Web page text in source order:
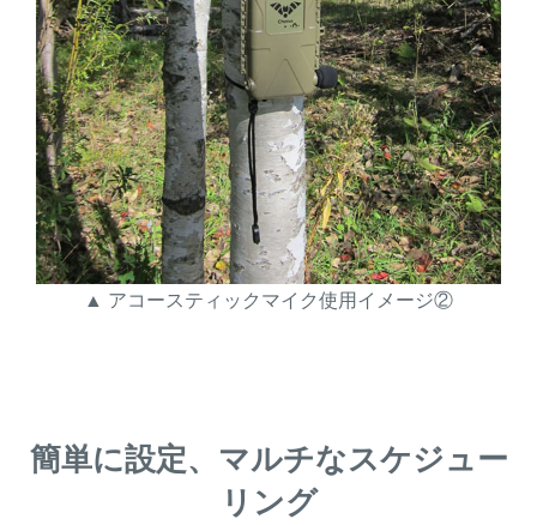
▲ アコースティックマイク使用イメージ②
簡単に設定、マルチなスケジュー
リング